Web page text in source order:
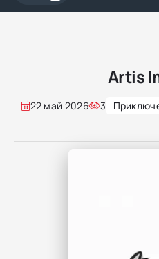
Artis
22 май 2026 3